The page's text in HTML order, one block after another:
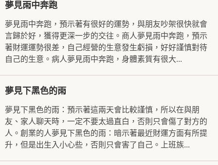
夢見雨中奔跑
夢見雨中奔跑，預示著有很好的運勢，與朋友吵架很快就會
言歸於好，獲得更深一步的交往。商人夢見雨中奔跑，預示
著財運運勢很差，自己經營的生意發生虧損，好好謹慎對待
自己的生意。病人夢見雨中奔跑，身體素質有很大...
夢見下黑色的雨
夢見下黑色的雨：預示著這兩天會比較謹慎，所以在與朋
友、家人聊天時，一定不要太過直白，否則只會傷了對方的
人。創業的人夢見下黑色的雨：暗示著最近財運方面有所提
升，但是出生入小心些，否則只會害了自己。上班族...